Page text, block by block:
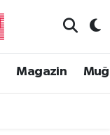
Magazin